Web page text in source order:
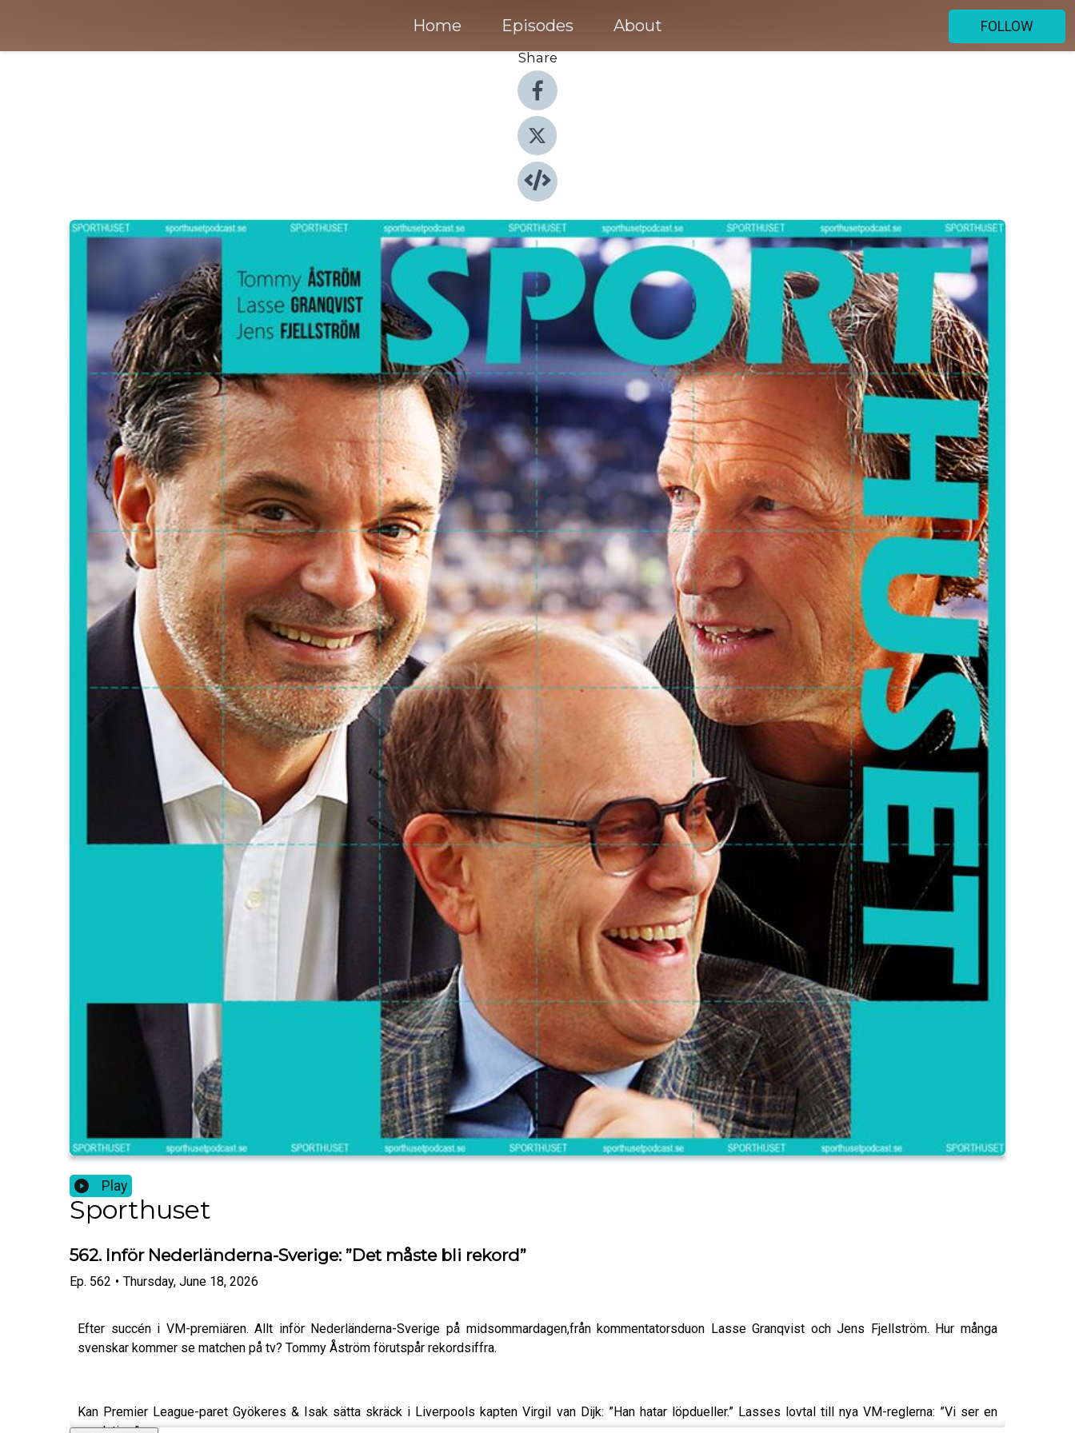
Home Episodes About
FOLLOW
Share
Play
Sporthuset
562. Inför Nederländerna-Sverige: ”Det måste bli rekord”
Ep. 562 • Thursday, June 18, 2026
Efter succén i VM-premiären. Allt inför Nederländerna-Sverige på midsommardagen,från kommentatorsduon Lasse Granqvist och Jens Fjellström. Hur många
svenskar kommer se matchen på tv? Tommy Åström förutspår rekordsiffra.
Kan Premier League-paret Gyökeres & Isak sätta skräck i Liverpools kapten Virgil van Dijk: ”Han hatar löpdueller.” Lasses lovtal till nya VM-reglerna: ”Vi ser en